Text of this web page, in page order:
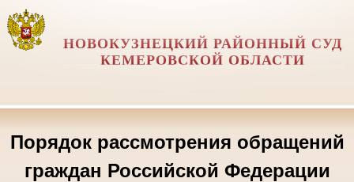
НОВОКУЗНЕЦКИЙ РАЙОННЫЙ СУД
КЕМЕРОВСКОЙ ОБЛАСТИ
Порядок рассмотрения обращений
граждан Российской Федерации